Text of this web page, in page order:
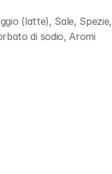
(latte), Sale, Spezie,
di sodio, Aromi